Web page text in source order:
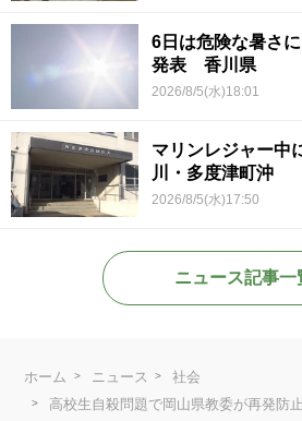
6日は危険な暑さ
発表 香川県
2026/8/5(水)18:01
マリンレジャー
川・多度津町沖
2026/8/5(水)17:50
ニュース記事一
ホーム ニュース
社会
高校生自殺問題で岡山県教委が再発